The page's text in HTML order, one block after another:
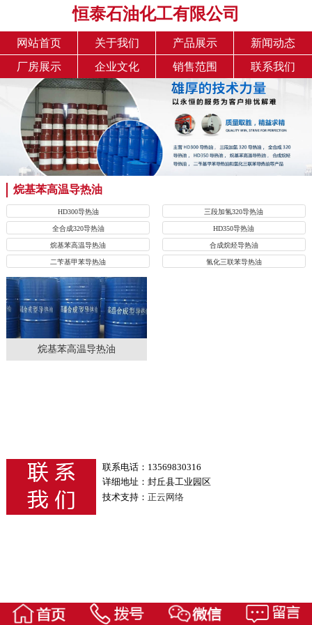
恒泰石油化工有限公司
网站首页 关于我们 产品展示 新闻动态
厂房展示 企业文化 销售范围 联系我们
烷基苯高温导热油
HD300导热油 三段加氢320导热油
全合成320导热油 HD350导热油
烷基苯高温导热油 合成烷烃导热油
二苄基甲苯导热油 氢化三联苯导热油
烷基苯高温导热油
联系电话：13569830316
详细地址：封丘县工业园区
技术支持： 正云网络